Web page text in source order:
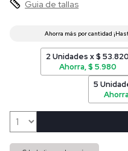
Guia de tallas
2 Unidades x $
Ahorra, $ 5.980
5